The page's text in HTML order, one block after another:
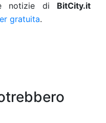
notizie di BitCity.it
gratuita.